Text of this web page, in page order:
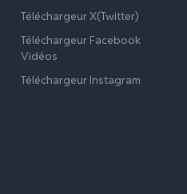
Téléchargeur X(Twitter)
Téléchargeur Facebook
Vidéos
Téléchargeur Instagram